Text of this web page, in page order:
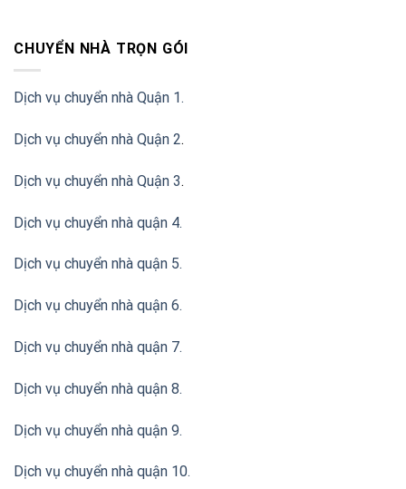
CHUYỂN NHÀ TRỌN GÓI
Dịch vụ chuyển nhà Quận 1.
Dịch vụ chuyển nhà Quận 2.
Dịch vụ chuyển nhà Quận 3.
Dịch vụ chuyển nhà quận 4.
Dịch vụ chuyển nhà quận 5.
Dịch vụ chuyển nhà quận 6.
Dịch vụ chuyển nhà quận 7.
Dịch vụ chuyển nhà quận 8.
Dịch vụ chuyển nhà quận 9.
Dịch vụ chuyển nhà quận 10.